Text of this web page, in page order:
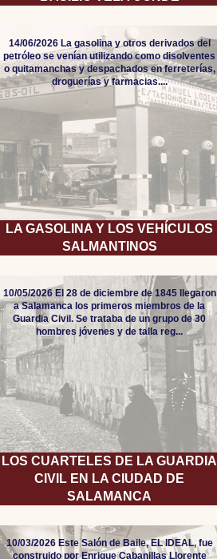
LA GASOLINA Y LOS VEHÍCULOS
SALMANTINOS
14/06/2026 La gasolina y otros derivados del
petróleo se venían utilizando como disolventes
o quitamanchas y despachados en ferreterías,
droguerías y farmacias....
LOS CUARTELES DE LA GUARDIA
CIVIL EN LA CIUDAD DE
SALAMANCA
10/05/2026 El 28 de diciembre de 1845 llegaron
a Salamanca los primeros miembros de la
Guardia Civil. Se trataba de un grupo de 30
hombres jóvenes y de talla reg...
10/03/2026 Este Salón de Baile, EL IDEAL, fue
construido por Enrique Cabanillas Llorente